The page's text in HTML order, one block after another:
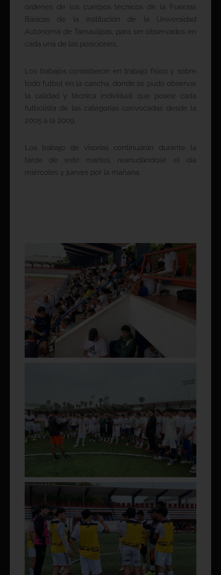
órdenes de los cuerpos técnicos de la Fuerzas
Básicas de la institución de la Universidad
Autónoma de Tamaulipas, para ser observados en
cada una de las posiciones.
Los trabajos consistieron en trabajo físico y sobre
todo futbol en la cancha, donde se pudo observar
la calidad y técnica individual que posee cada
futbolista de las categorías convocadas desde la
2005 a la 2009.
Los trabajo de visorias continuarán durante la
tarde de este martes, reanudándose el día
miércoles y jueves por la mañana.